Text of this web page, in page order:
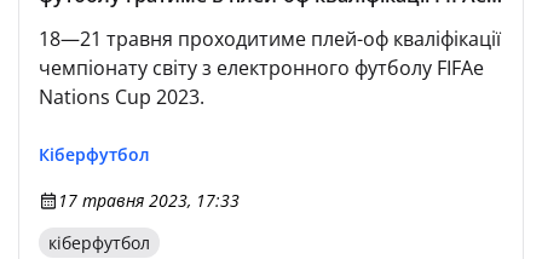
18—21 травня проходитиме плей-оф кваліфікації
чемпіонату світу з електронного футболу FIFAe
Nations Cup 2023.
Кіберфутбол
17 травня 2023, 17:33
кіберфутбол